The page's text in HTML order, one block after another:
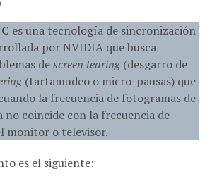
por NVIDIA que busca
descreen tearing(desgarro de
(tartamudeo o micro-pausas) que
la frecuencia de fotogramas de
coincide con la frecuencia de
monitor o televisor.